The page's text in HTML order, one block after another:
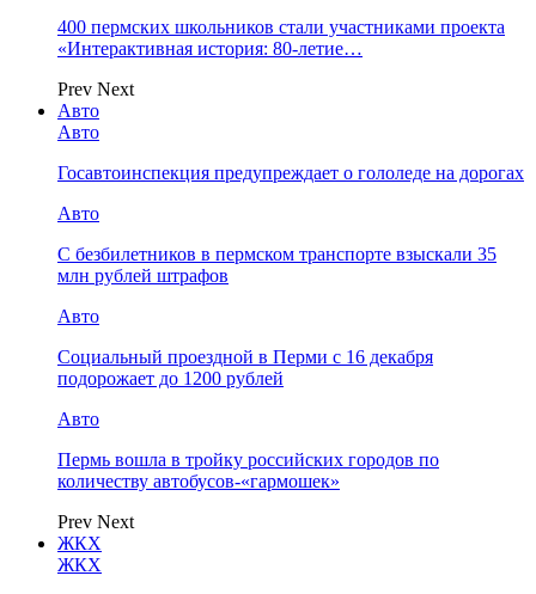
400 пермских школьников стали участниками проекта
«Интерактивная история: 80-летие…
Prev Next
Авто
Авто
Госавтоинспекция предупреждает о гололеде на дорогах
Авто
С безбилетников в пермском транспорте взыскали 35
млн рублей штрафов
Авто
Социальный проездной в Перми с 16 декабря
подорожает до 1200 рублей
Авто
Пермь вошла в тройку российских городов по
количеству автобусов-«гармошек»
Prev Next
ЖКХ
ЖКХ